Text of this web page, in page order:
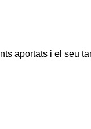
aportats i el seu